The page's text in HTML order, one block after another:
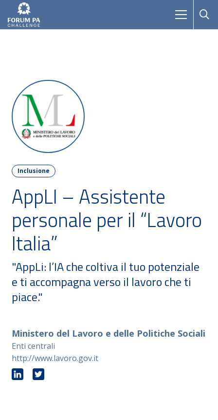
Inclusione
AppLI – Assistente
personale per il “Lavoro
Italia”
"AppLi: l’IA che coltiva il tuo potenziale
e ti accompagna verso il lavoro che ti
piace."
Ministero del Lavoro e delle Politiche Sociali
Enti centrali
http://www.lavoro.gov.it